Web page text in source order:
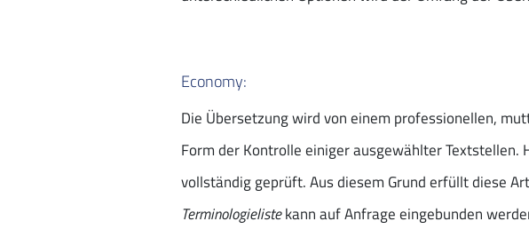
Economy:
Die Übersetzung wird von einem professionellen,
Form der Kontrolle einiger ausgewählter
vollständig geprüft. Aus diesem Grund erfüllt diese
Terminologielistekann auf Anfrage eingebunden